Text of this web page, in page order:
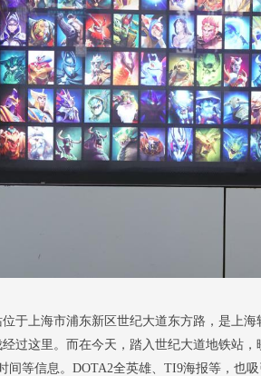
于上海市浦东新区世纪大道东方路，是上
过这里。而在今天，踏入世纪大道地铁站
间等信息。DOTA2全英雄、TI9海报等，也